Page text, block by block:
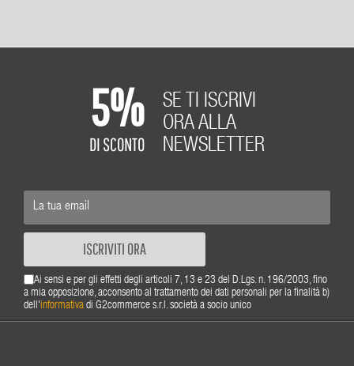
5%
DI SCONTO
SE TI ISCRIVI
ORA ALLA
NEWSLETTER
ISCRIVITI ORA
Ai sensi e per gli effetti degli articoli 7, 13 e 23 del D.Lgs. n. 196/2003, fino
a mia opposizione, acconsento al trattamento dei dati personali per la finalità b)
dell'informativa di G2commerce s.r.l. società a socio unico